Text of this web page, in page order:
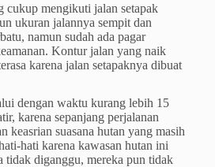
cukup mengikuti jalan setapak
ukuran jalannya sempit dan
namun sudah ada pagar
Kontur jalan yang naik
karena jalan setapaknya dibuat
dengan waktu kurang lebih 15
karena sepanjang perjalanan
keasrian suasana hutan yang masih
hati karena kawasan hutan ini
tidak diganggu, mereka pun tidak